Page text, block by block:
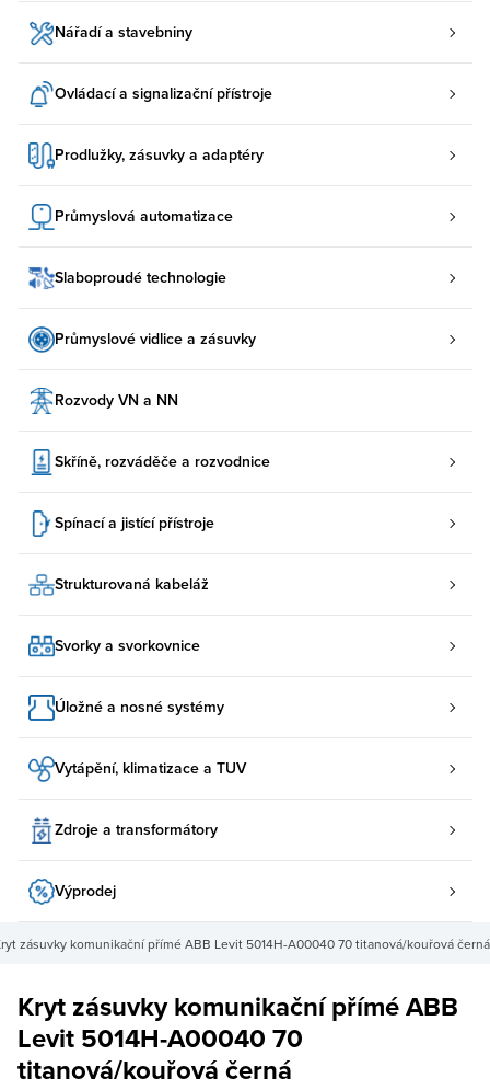
Nářadí a stavebniny
Ovládací a signalizační přístroje
Prodlužky, zásuvky a adaptéry
Průmyslová automatizace
Slaboproudé technologie
Průmyslové vidlice a zásuvky
Rozvody VN a NN
Skříně, rozváděče a rozvodnice
Spínací a jistící přístroje
Strukturovaná kabeláž
Svorky a svorkovnice
Úložné a nosné systémy
Vytápění, klimatizace a TUV
Zdroje a transformátory
Výprodej
zásuvky komunikační přímé ABB Levit 5014H-A00040 70 titanová/kouřová černá
Kryt zásuvky komunikační přímé ABB
Levit 5014H-A00040 70
titanová/kouřová černá